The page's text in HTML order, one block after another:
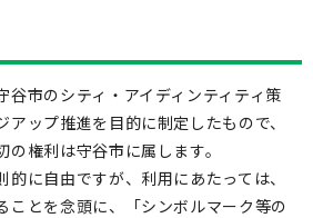
谷市のシティ・アイディンティティ策
ップ推進を目的に制定したもので、
権利は守谷市に属します。
に自由ですが、利用にあたっては、
ことを念頭に、「シンボルマーク等の